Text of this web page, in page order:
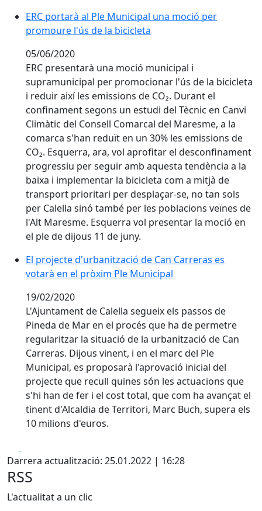
ERC portarà al Ple Municipal una moció per
ERC portarà al Ple Municipal una moció per
promoure l'ús de la bicicleta
05/06/2020
ERC presentarà una moció municipal i
supramunicipal per promocionar l'ús de la bicicleta
i reduir així les emissions de CO₂. Durant el
confinament segons un estudi del Tècnic en Canvi
Climàtic del Consell Comarcal del Maresme, a la
comarca s'han reduït en un 30% les emissions de
CO₂. Esquerra, ara, vol aprofitar el desconfinament
progressiu per seguir amb aquesta tendència a la
baixa i implementar la bicicleta com a mitjà de
transport prioritari per desplaçar-se, no tan sols
per Calella sinó també per les poblacions veïnes de
l'Alt Maresme. Esquerra vol presentar la moció en
el ple de dijous 11 de juny.
El projecte d'urbanització de Can Carreras es votarà
El projecte d'urbanització de Can Carreras es
votarà en el pròxim Ple Municipal
19/02/2020
L'Ajuntament de Calella segueix els passos de
Pineda de Mar en el procés que ha de permetre
regularitzar la situació de la urbanització de Can
Carreras. Dijous vinent, i en el marc del Ple
Municipal, es proposarà l'aprovació inicial del
projecte que recull quines són les actuacions que
s'hi han de fer i el cost total, que com ha avançat el
tinent d'Alcaldia de Territori, Marc Buch, supera els
10 milions d'euros.
Darrera actualització: 25.01.2022 | 16:28
RSS
L'actualitat a un clic